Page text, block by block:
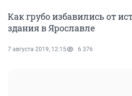
Как грубо избавились от
здания в Ярославле
7 августа 2019, 12:15 6 376